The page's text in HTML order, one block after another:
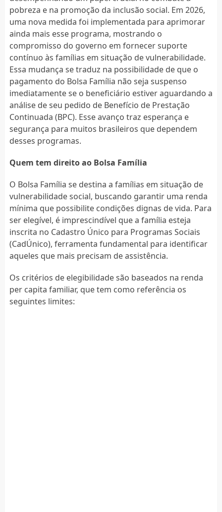
pobreza e na promoção da inclusão social. Em 2026,
uma nova medida foi implementada para aprimorar
ainda mais esse programa, mostrando o
compromisso do governo em fornecer suporte
contínuo às famílias em situação de vulnerabilidade.
Essa mudança se traduz na possibilidade de que o
pagamento do Bolsa Família não seja suspenso
imediatamente se o beneficiário estiver aguardando a
análise de seu pedido de Benefício de Prestação
Continuada (BPC). Esse avanço traz esperança e
segurança para muitos brasileiros que dependem
desses programas.
Quem tem direito ao Bolsa Família
O Bolsa Família se destina a famílias em situação de
vulnerabilidade social, buscando garantir uma renda
mínima que possibilite condições dignas de vida. Para
ser elegível, é imprescindível que a família esteja
inscrita no Cadastro Único para Programas Sociais
(CadÚnico), ferramenta fundamental para identificar
aqueles que mais precisam de assistência.
Os critérios de elegibilidade são baseados na renda
per capita familiar, que tem como referência os
seguintes limites: